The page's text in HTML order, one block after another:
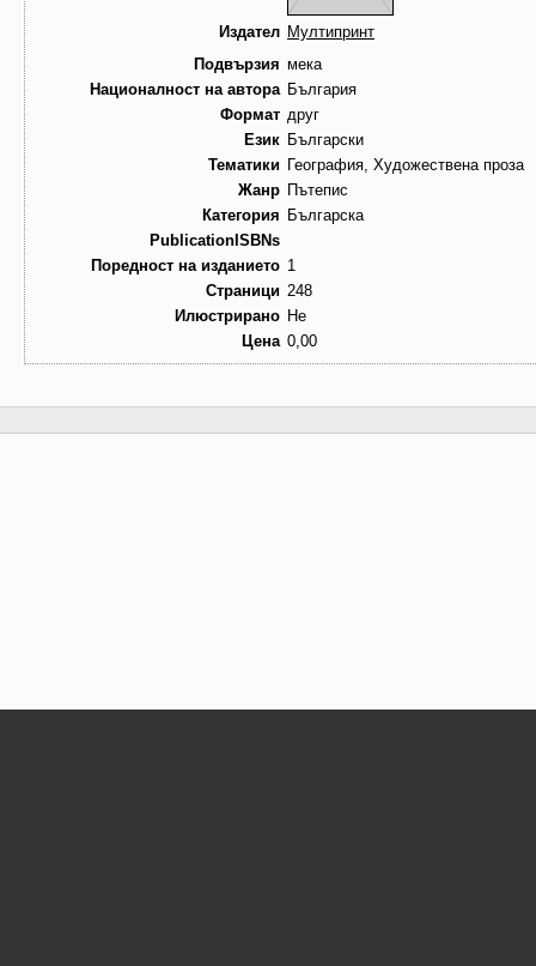
Издател Мултипринт
Подвързия мека
Националност на автора България
Формат друг
Език Български
Тематики География, Художествена проза
Жанр Пътепис
Категория Българска
PublicationISBNs
Поредност на изданието 1
Страници 248
Илюстрирано Не
Цена 0,00